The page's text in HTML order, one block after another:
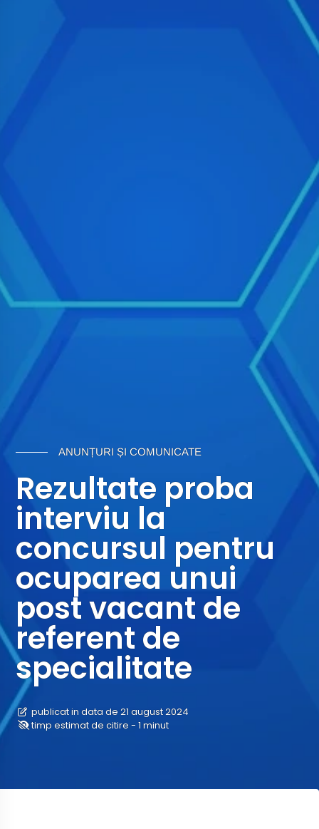
ANUNȚURI ȘI COMUNICATE
Rezultate proba
interviu la
concursul pentru
ocuparea unui
post vacant de
referent de
specialitate
publicat in data de 21 august 2024
timp estimat de citire - 1 minut